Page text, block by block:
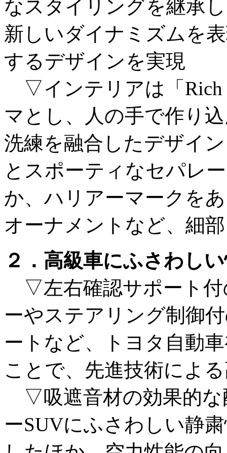
なスタイリングを継承
新しいダイナミズムを
するデザインを実現
▽インテリアは「
マとし、人の手で作り
洗練を融合したデザイ
とスポーティなセパレ
か、ハリアーマークを
オーナメントなど、細
２．高級車にふさわし
▽左右確認サポート付
ーやステアリング制御
ートなど、トヨタ自動
ことで、先進技術によ
▽吸遮音材の効果的な
ーSUVにふさわしい静